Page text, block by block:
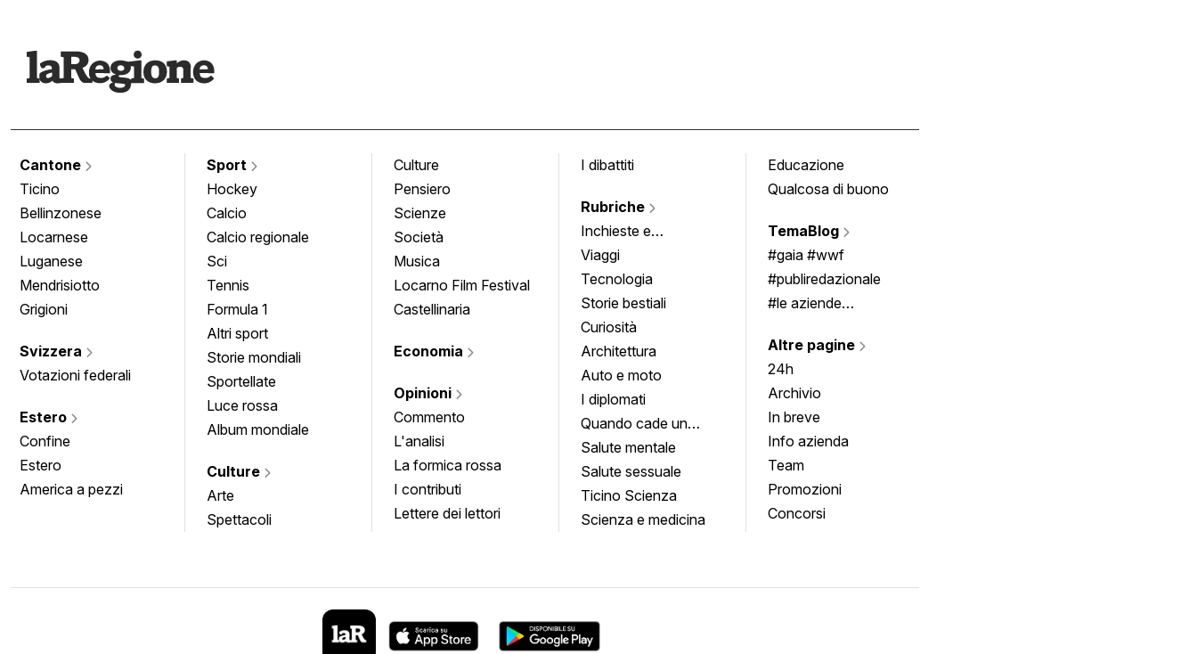
Cantone
Ticino
Bellinzonese
Locarnese
Luganese
Mendrisiotto
Grigioni
Svizzera
Votazioni federali
Estero
Confine
Estero
America a pezzi
Sport
Hockey
Calcio
Calcio regionale
Sci
Tennis
Formula 1
Altri sport
Storie mondiali
Sportellate
Luce rossa
Album mondiale
Culture
Arte
Spettacoli
Culture
Pensiero
Scienze
Società
Musica
Locarno Film Festival
Castellinaria
Economia
Opinioni
Commento
L'analisi
La formica rossa
I contributi
Lettere dei lettori
I dibattiti
Rubriche
Inchieste e
approfondimenti
Viaggi
Tecnologia
Storie bestiali
Curiosità
Architettura
Auto e moto
I diplomati
Quando cade un
quadro
Salute mentale
Salute sessuale
Ticino Scienza
Scienza e medicina
Educazione
Qualcosa di buono
TemaBlog
#gaia #wwf
#publiredazionale
#le aziende
Altre pagine
24h
Archivio
In breve
Info azienda
Team
Promozioni
Concorsi